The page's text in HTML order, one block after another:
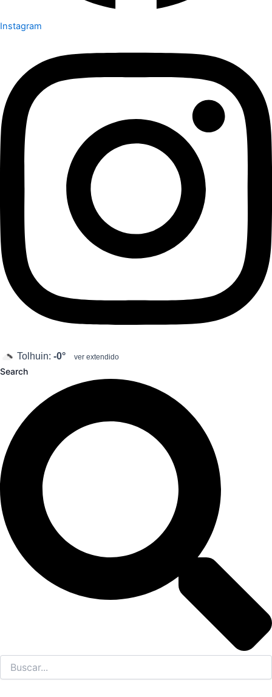
Instagram
Tolhuin: -0° ver extendido
Search